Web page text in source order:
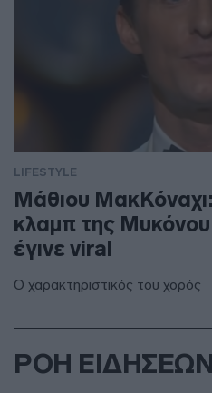
LIFESTYLE
Μάθιου
κλαμπ της Μυκόνου
έγινε viral
Ο χαρακτηριστικός του χορός
ΡΟΗ